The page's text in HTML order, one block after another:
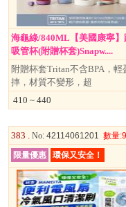
海龜綠/840ML【美國康寧】
吸管杯(附贈杯套)Snapw....
附贈杯套Tritan不含BPA，輕
摔，材質不變形，超
410 ~ 440
383 . No: 42114061201 數量:9
限量優惠
環保又安全！